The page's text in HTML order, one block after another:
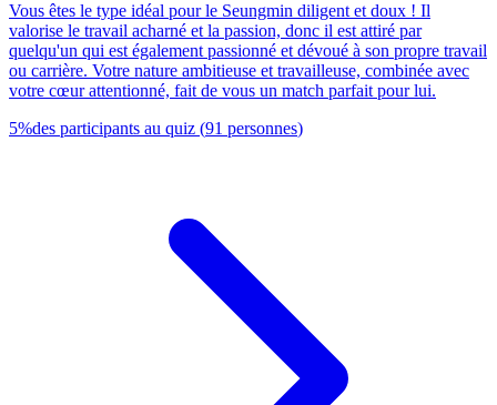
Vous êtes le type idéal pour le Seungmin diligent et doux ! Il
valorise le travail acharné et la passion, donc il est attiré par
quelqu'un qui est également passionné et dévoué à son propre travail
ou carrière. Votre nature ambitieuse et travailleuse, combinée avec
votre cœur attentionné, fait de vous un match parfait pour lui.
5%des participants au quiz (91 personnes)